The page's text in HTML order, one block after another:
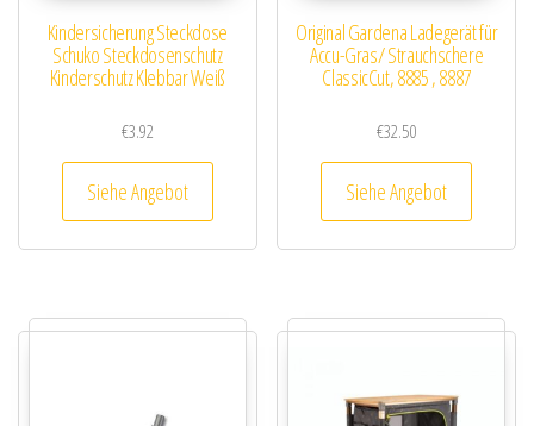
Kindersicherung Steckdose
Schuko Steckdosenschutz
Kinderschutz Klebbar Weiß
€3.92
Siehe Angebot
Original Gardena Ladegerät für
Accu-Gras/ Strauchschere
ClassicCut, 8885 , 8887
€32.50
Siehe Angebot